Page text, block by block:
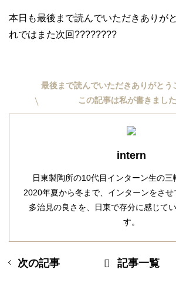
本日も最後まで読んでいただきありが
れではまた次回????????
最後まで読んでいただきありがとう
この記事は私が書きました
intern
日東製陶所の10代目インターン生の三
2020年夏から冬まで、インターンをさせ
多治見の良さを、日東で存分に感じて
す。
次の記事 記事一覧